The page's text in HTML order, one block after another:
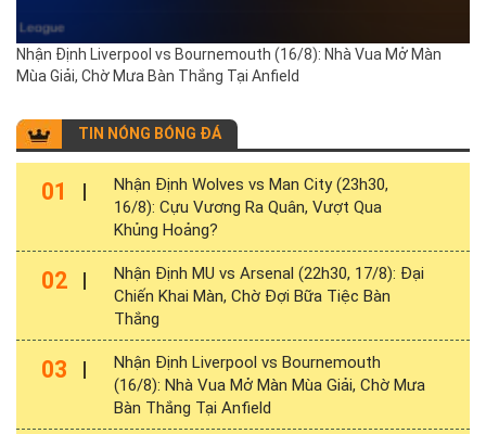
Nhận Định Liverpool vs Bournemouth (16/8): Nhà Vua Mở Màn
Mùa Giải, Chờ Mưa Bàn Thắng Tại Anfield
TIN NÓNG BÓNG ĐÁ
01
Nhận Định Wolves vs Man City (23h30,
16/8): Cựu Vương Ra Quân, Vượt Qua
Khủng Hoảng?
02
Nhận Định MU vs Arsenal (22h30, 17/8): Đại
Chiến Khai Màn, Chờ Đợi Bữa Tiệc Bàn
Thắng
03
Nhận Định Liverpool vs Bournemouth
(16/8): Nhà Vua Mở Màn Mùa Giải, Chờ Mưa
Bàn Thắng Tại Anfield